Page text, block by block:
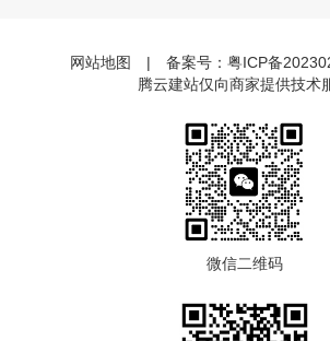
网站地图 | 备案号： 粤ICP备
腾云建站仅向商家提供技术
微信二维码